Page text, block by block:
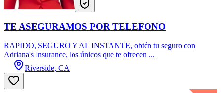
TE ASEGURAMOS POR TELEFONO
RAPIDO, SEGURO Y AL INSTANTE, obtén tu seguro con
Adriana's Insurance, los únicos que te ofrecen ...
Riverside, CA